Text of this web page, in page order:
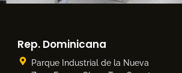
Rep. Dominicana
Parque Industrial de la Nueva